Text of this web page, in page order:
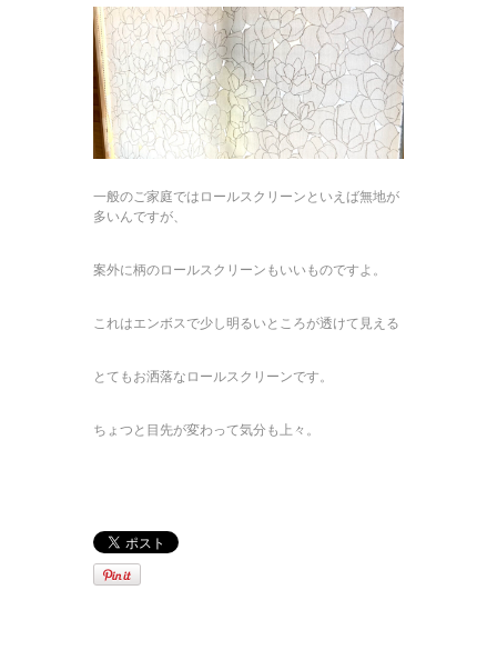
一般のご家庭ではロールスクリーンといえば無地が
多いんですが、
案外に柄のロールスクリーンもいいものですよ。
これはエンボスで少し明るいところが透けて見える
とてもお洒落なロールスクリーンです。
ちょつと目先が変わって気分も上々。